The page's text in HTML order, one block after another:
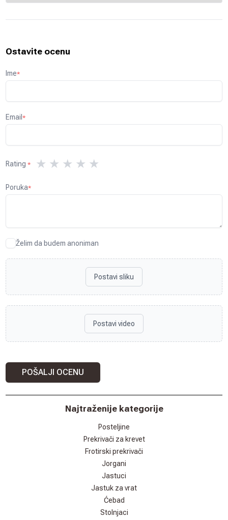
Ostavite ocenu
Ime*
Email*
Rating * ★ ★ ★ ★ ★
Poruka*
Želim da budem anoniman
Postavi sliku
Postavi video
POŠALJI OCENU
Najtraženije kategorije
Posteljine
Prekrivači za krevet
Frotirski prekrivači
Jorgani
Jastuci
Jastuk za vrat
Ćebad
Stolnjaci